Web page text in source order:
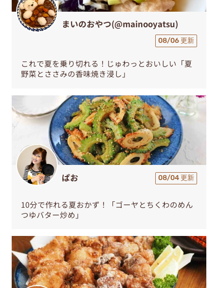
まいのおやつ(@mainooyatsu)
08/06 更新
これで夏を乗り切れる！じゅわっとおいしい「夏
野菜とささみの香味焼き浸し」
ぱお 08/04 更新
10分で作れる夏おかず！「ゴーヤとちくわのめん
つゆバター炒め」